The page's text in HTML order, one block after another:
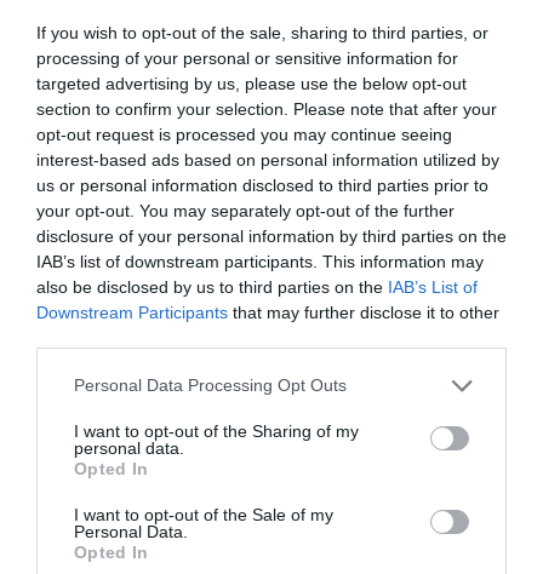
If you wish to opt-out of the sale, sharing to third parties, or
processing of your personal or sensitive information for
targeted advertising by us, please use the below opt-out
section to confirm your selection. Please note that after your
opt-out request is processed you may continue seeing
interest-based ads based on personal information utilized by
us or personal information disclosed to third parties prior to
your opt-out. You may separately opt-out of the further
disclosure of your personal information by third parties on the
IAB’s list of downstream participants. This information may
also be disclosed by us to third parties on the IAB’s List of
Downstream Participants that may further disclose it to other
Personal Data Processing Opt Outs
I want to opt-out of the Sharing of my
personal data.
Opted In
I want to opt-out of the Sale of my
Personal Data.
Opted In